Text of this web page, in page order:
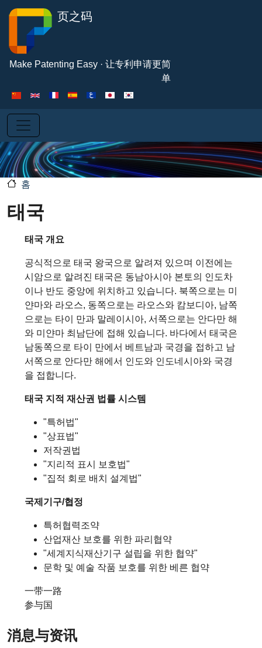
页之码
Make Patenting Easy · 让专利申请更简
单
홈
태국
태국 개요
공식적으로 태국 왕국으로 알려져 있으며 이전에는
시암으로 알려진 태국은 동남아시아 본토의 인도차
이나 반도 중앙에 위치하고 있습니다. 북쪽으로는 미
얀마와 라오스, 동쪽으로는 라오스와 캄보디아, 남쪽
으로는 타이 만과 말레이시아, 서쪽으로는 안다만 해
와 미얀마 최남단에 접해 있습니다. 바다에서 태국은
남동쪽으로 타이 만에서 베트남과 국경을 접하고 남
서쪽으로 안다만 해에서 인도와 인도네시아와 국경
을 접합니다.
태국 지적 재산권 법률 시스템
"특허법"
"상표법"
저작권법
"지리적 표시 보호법"
"집적 회로 배치 설계법"
국제기구/협정
특허협력조약
산업재산 보호를 위한 파리협약
"세계지식재산기구 설립을 위한 협약"
문학 및 예술 작품 보호를 위한 베른 협약
一带一路
参与国
消息与资讯